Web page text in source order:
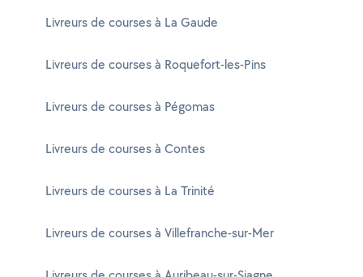
Livreurs de courses à La Gaude
Livreurs de courses à Roquefort-les-Pins
Livreurs de courses à Pégomas
Livreurs de courses à Contes
Livreurs de courses à La Trinité
Livreurs de courses à Villefranche-sur-Mer